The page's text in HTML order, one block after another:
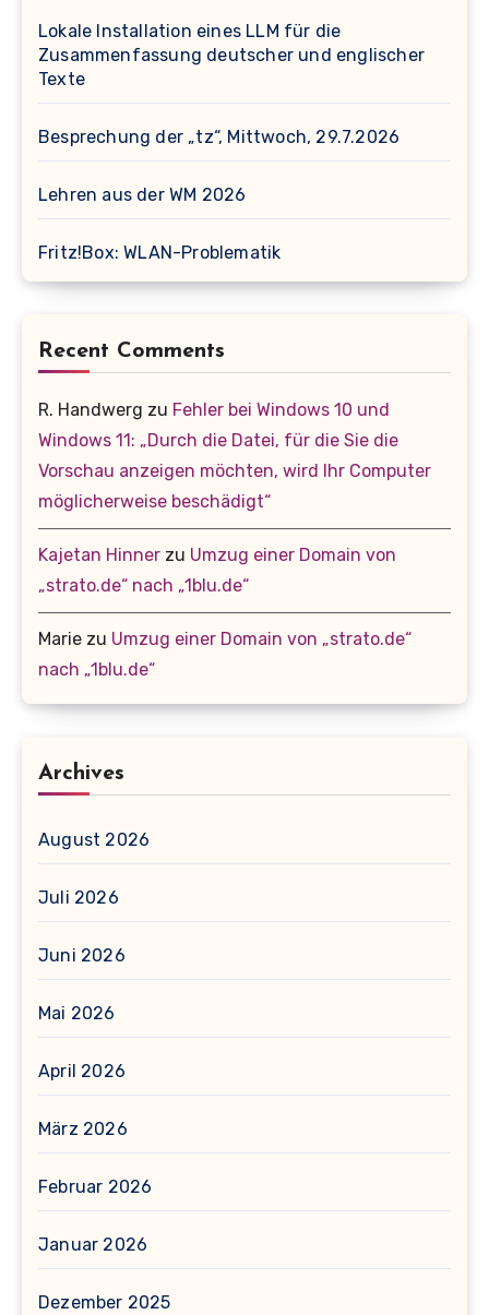
Lokale Installation eines LLM für die
Zusammenfassung deutscher und englischer
Texte
Besprechung der „tz“, Mittwoch, 29.7.2026
Lehren aus der WM 2026
Fritz!Box: WLAN-Problematik
Recent Comments
R. Handwerg zu Fehler bei Windows 10 und
Windows 11: „Durch die Datei, für die Sie die
Vorschau anzeigen möchten, wird Ihr Computer
möglicherweise beschädigt“
Kajetan Hinner zu Umzug einer Domain von
„strato.de“ nach „1blu.de“
Marie zu Umzug einer Domain von „strato.de“
nach „1blu.de“
Archives
August 2026
Juli 2026
Juni 2026
Mai 2026
April 2026
März 2026
Februar 2026
Januar 2026
Dezember 2025